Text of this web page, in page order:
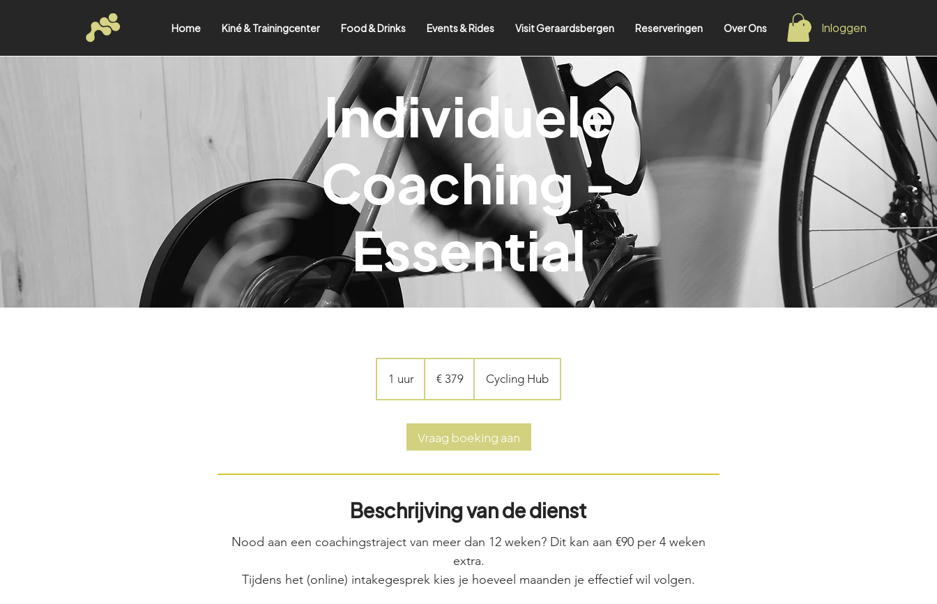
Home Kiné & Trainingcenter Food & Drinks Events & Rides Visit Geraardsbergen Reserveringen Over Ons Inloggen
Individuele
Coaching -
Essential
1 uur
u
€ 379 Cycling Hub
Vraag boeking aan
Beschrijving van de dienst
Nood aan een coachingstraject van meer dan 12 weken? Dit kan aan €90 per 4 weken
extra.
Tijdens het (online) intakegesprek kies je hoeveel maanden je effectief wil volgen.